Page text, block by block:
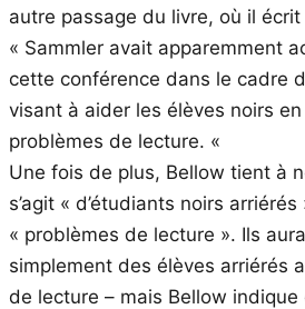
autre passage du livre, où il écrit
« Sammler avait apparemment
cette conférence dans le cadre
visant à aider les élèves noirs
problèmes de lecture. «
Une fois de plus, Bellow tient à
s’agit « d’étudiants noirs
« problèmes de lecture ». Ils
simplement des élèves arriérés
de lecture – mais Bellow indique